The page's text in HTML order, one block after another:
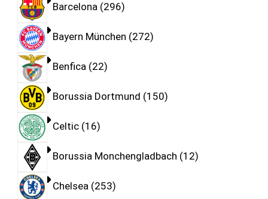
Barcelona 296
Bayern München 272
Benfica 22
Borussia Dortmund 150
Celtic 16
Borussia Monchengladbach 12
Chelsea 253